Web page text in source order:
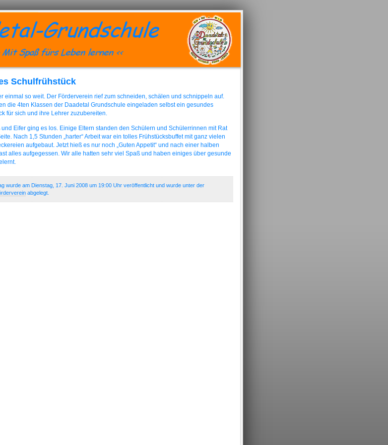
Schulfrühstück
einmal so weit. Der Förderverein rief zum schneiden, schälen und schnippeln auf.
die 4ten Klassen der Daadetal Grundschule eingeladen selbst ein gesundes
für sich und ihre Lehrer zuzubereiten.
und Eifer ging es los. Einige Eltern standen den Schülern und Schülerrinnen mit Rat
Nach 1,5 Stunden „harter“ Arbeit war ein tolles Frühstücksbuffet mit ganz vielen
aufgebaut. Jetzt hieß es nur noch „Guten Appetit“ und nach einer halben
alles aufgegessen. Wir alle hatten sehr viel Spaß und haben einiges über gesunde
wurde am Dienstag, 17. Juni 2008 um 19:00 Uhr veröffentlicht und wurde unter der
abgelegt.